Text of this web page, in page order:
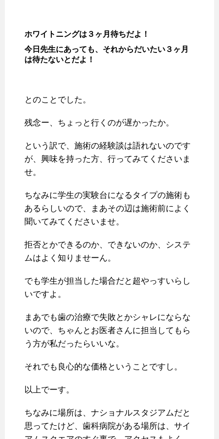
ホワイトニングは３ヶ月待ちだよ！
今日先生にあっても、それからだいたい３ヶ月
は待たないとだよ！
とのことでした。
残念ー、ちょっと行くのが遅かったか。
という訳で、施術の経験談は語れないのです
が、興味を持った方、行ってみてくださいま
せ。
ちなみに学生の実験台になるタイプの施術も
あるらしいので、まあその辺は施術前によく
聞いてみてくださいませ。
拒否とかできるのか、できないのか、システ
ムはよく知りませーん。
でも学生が担当した場合だと超やっすいらし
いですよ。
まあでも歯の治療で失敗とかシャレにならな
いので、ちゃんとお医者さんに担当してもら
う方が私だったらいいな。
それでも良心的な価格ということですし。
以上でーす。
ちなみに場所は、ナショナルスタジアムだと
思ってたけど、歯科病院がある場所は、サイ